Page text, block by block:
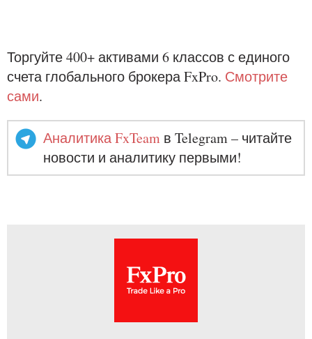
Торгуйте 400+ активами 6 классов с единого
счета глобального брокера FxPro. Смотрите
сами.
Аналитика FxTeam в Telegram – читайте
новости и аналитику первыми!